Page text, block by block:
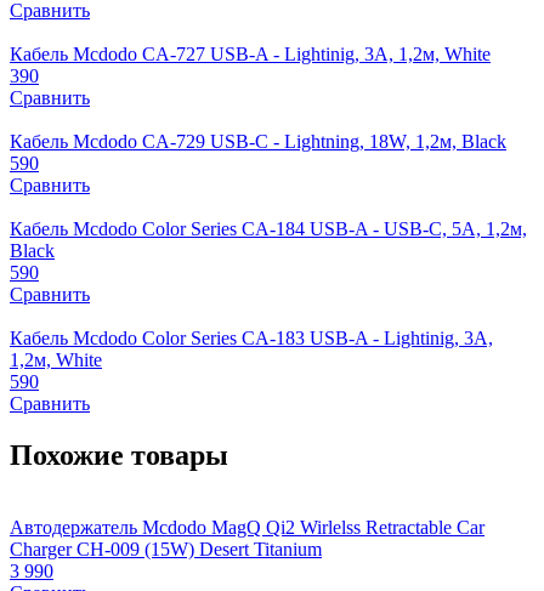
Сравнить
Кабель Mcdodo CA-727 USB-A - Lightinig, 3A, 1,2м, White
390
Сравнить
Кабель Mcdodo CA-729 USB-C - Lightning, 18W, 1,2м, Black
590
Сравнить
Кабель Mcdodo Color Series CA-184 USB-A - USB-C, 5A, 1,2м,
Black
590
Сравнить
Кабель Mcdodo Color Series CA-183 USB-A - Lightinig, 3A,
1,2м, White
590
Сравнить
Похожие товары
Автодержатель Mcdodo MagQ Qi2 Wirlelss Retractable Car
Charger CH-009 (15W) Desert Titanium
3 990